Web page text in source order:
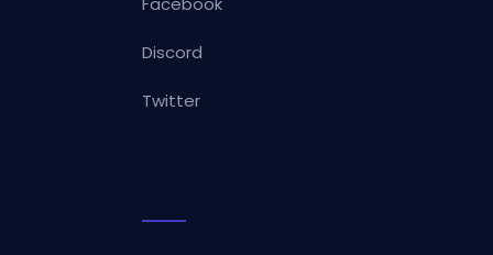
Discord
Twitter